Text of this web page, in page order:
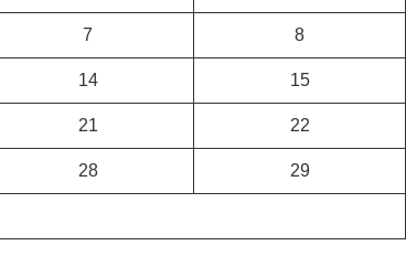
7 8
14 15
21 22
28 29